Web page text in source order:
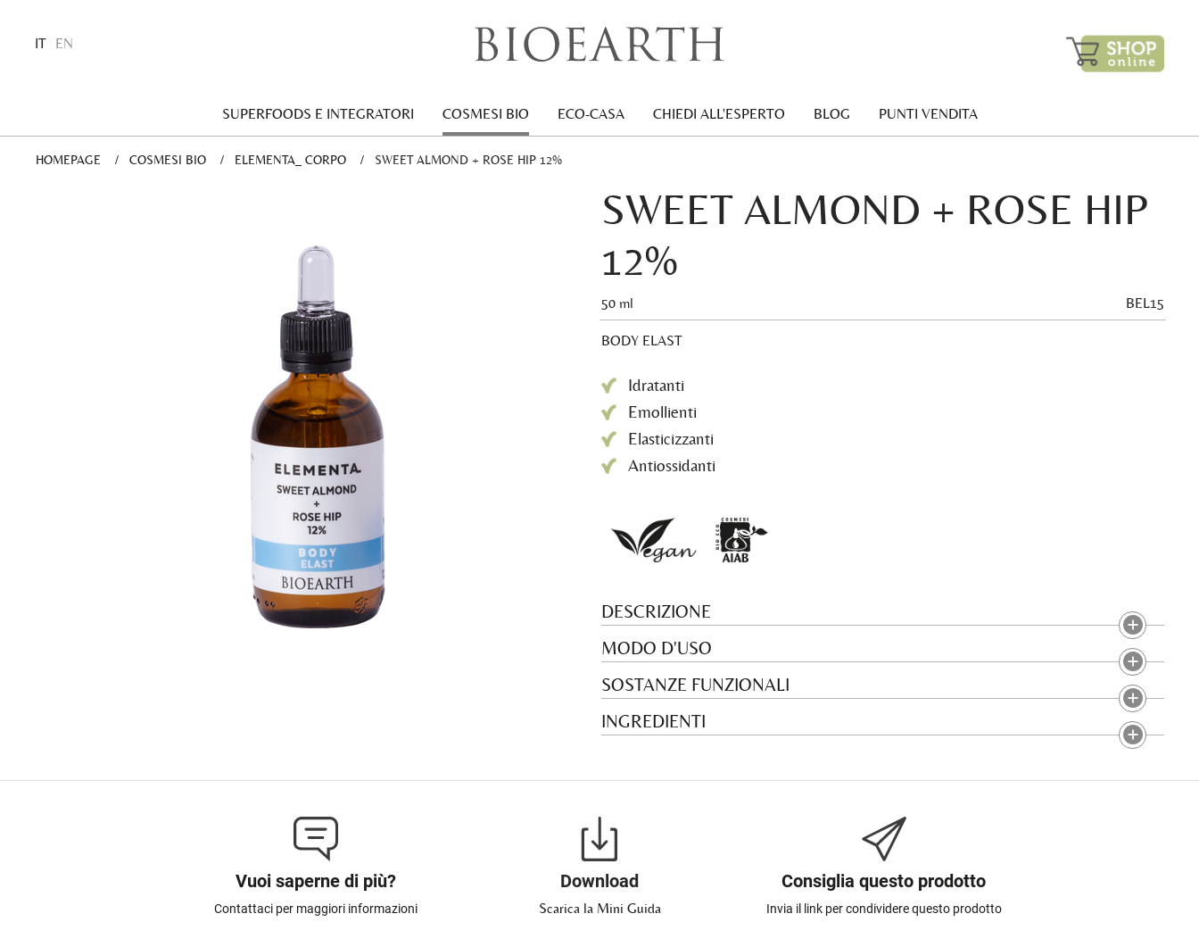
IT EN
SUPERFOODS E INTEGRATORI COSMESI BIO ECO-CASA CHIEDI ALL'ESPERTO BLOG PUNTI VENDITA
HOMEPAGE COSMESI BIO ELEMENTA_ CORPO CURRENT:
SWEET ALMOND + ROSE HIP 12%
SWEET ALMOND + ROSE HIP
12%
50 ml BEL15
BODY ELAST
Idratanti
Emollienti
Elasticizzanti
Antiossidanti
DESCRIZIONE
MODO D'USO
SOSTANZE FUNZIONALI
INGREDIENTI
Vuoi saperne di più?
Contattaci per maggiori informazioni
Download
Scarica la Mini Guida
Consiglia questo prodotto
Invia il link per condividere questo prodotto